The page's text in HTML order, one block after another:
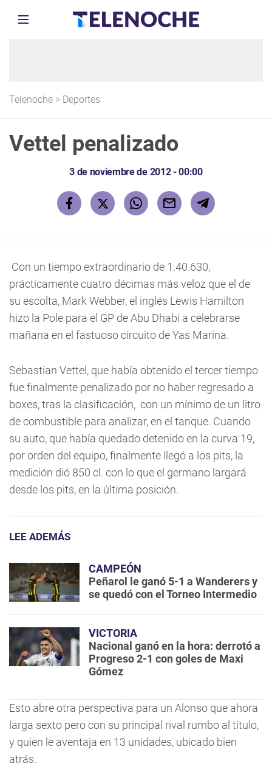
Telenoche > Deportes
Vettel penalizado
3 de noviembre de 2012 - 00:00
Con un tiempo extraordinario de 1.40.630,
prácticamente cuatro décimas más veloz que el de
su escolta, Mark Webber, el inglés Lewis Hamilton
hizo la Pole para el GP de Abu Dhabi a celebrarse
mañana en el fastuoso circuito de Yas Marina.
Sebastian Vettel, que había obtenido el tercer tiempo
fue finalmente penalizado por no haber regresado a
boxes, tras la clasificación, con un mínimo de un litro
de combustible para analizar, en el tanque. Cuando
su auto, que había quedado detenido en la curva 19,
por orden del equipo, finalmente llegó a los pits, la
medición dió 850 cl. con lo que el germano largará
desde los pits, en la última posición.
LEE ADEMÁS
CAMPEÓN
Peñarol le ganó 5-1 a Wanderers y
se quedó con el Torneo Intermedio
VICTORIA
Nacional ganó en la hora: derrotó a
Progreso 2-1 con goles de Maxi
Gómez
Esto abre otra perspectiva para un Alonso que ahora
larga sexto pero con su principal rival rumbo al título,
y quien le aventaja en 13 unidades, ubicado bien
atrás.